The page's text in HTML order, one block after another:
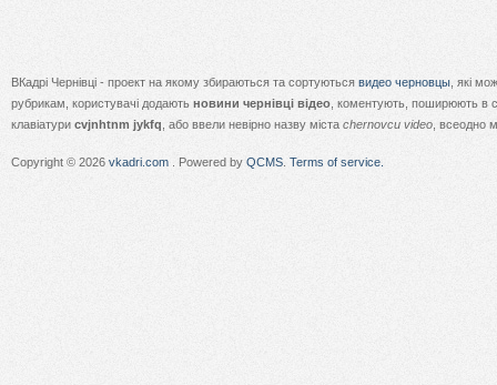
ВКадрі Чернівці - проект на якому збираються та сортуються видео черновцы , які
рубрикам, користувачі додають новини чернівці відео , коментують, поширюють в
клавіатури cvjnhtnm jykfq , або ввели невірно назву міста chernovcu video , всеодно
Copyright © 2026 vkadri.com . Powered by QCMS Terms of service.